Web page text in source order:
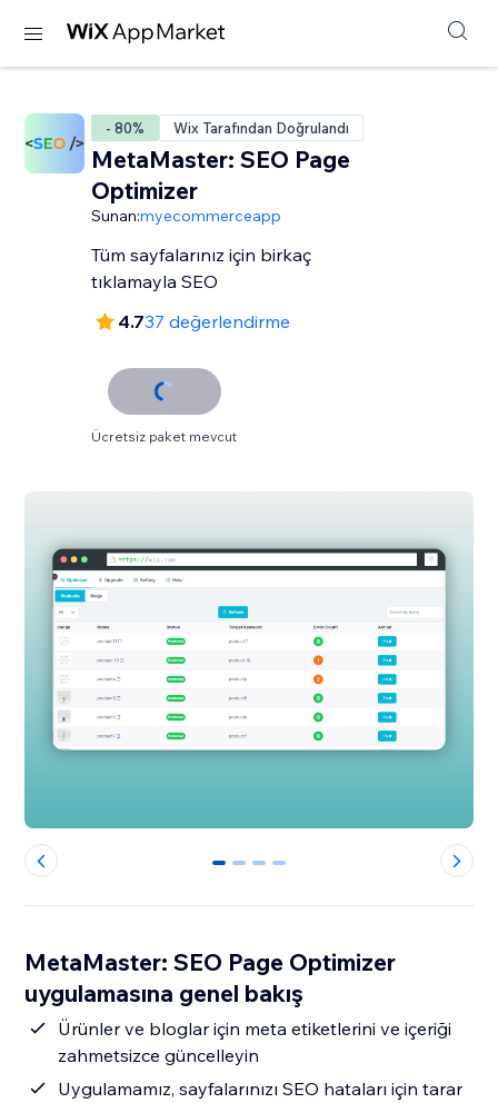
- 80% Wix Tarafından Doğrulandı
MetaMaster: SEO Page
Optimizer
Sunan:myecommerceapp
Tüm sayfalarınız için birkaç
tıklamayla SEO
4.737 değerlendirme
Ücretsiz paket mevcut
0 1 2 3
MetaMaster: SEO Page Optimizer
uygulamasına genel bakış
Ürünler ve bloglar için meta etiketlerini ve içeriği
zahmetsizce güncelleyin
Uygulamamız, sayfalarınızı SEO hataları için tarar